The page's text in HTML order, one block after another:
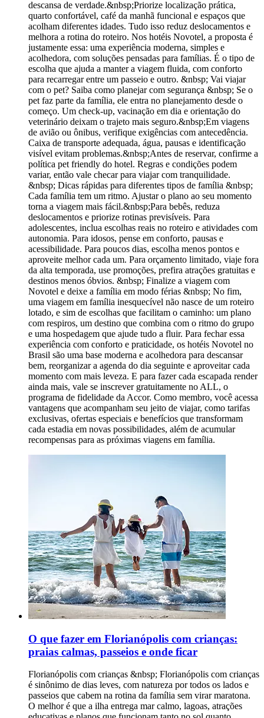
descansa de verdade.&nbsp;Priorize localização prática,
quarto confortável, café da manhã funcional e espaços que
acolham diferentes idades. Tudo isso reduz deslocamentos e
melhora a rotina do roteiro. Nos hotéis Novotel, a proposta é
justamente essa: uma experiência moderna, simples e
acolhedora, com soluções pensadas para famílias. É o tipo de
escolha que ajuda a manter a viagem fluida, com conforto
para recarregar entre um passeio e outro. &nbsp; Vai viajar
com o pet? Saiba como planejar com segurança &nbsp; Se o
pet faz parte da família, ele entra no planejamento desde o
começo. Um check-up, vacinação em dia e orientação do
veterinário deixam o trajeto mais seguro.&nbsp;Em viagens
de avião ou ônibus, verifique exigências com antecedência.
Caixa de transporte adequada, água, pausas e identificação
visível evitam problemas.&nbsp;Antes de reservar, confirme a
política pet friendly do hotel. Regras e condições podem
variar, então vale checar para viajar com tranquilidade.
&nbsp; Dicas rápidas para diferentes tipos de família &nbsp;
Cada família tem um ritmo. Ajustar o plano ao seu momento
torna a viagem mais fácil.&nbsp;Para bebês, reduza
deslocamentos e priorize rotinas previsíveis. Para
adolescentes, inclua escolhas reais no roteiro e atividades com
autonomia. Para idosos, pense em conforto, pausas e
acessibilidade. Para poucos dias, escolha menos pontos e
aproveite melhor cada um. Para orçamento limitado, viaje fora
da alta temporada, use promoções, prefira atrações gratuitas e
destinos menos óbvios. &nbsp; Finalize a viagem com
Novotel e deixe a família em modo férias &nbsp; No fim,
uma viagem em família inesquecível não nasce de um roteiro
lotado, e sim de escolhas que facilitam o caminho: um plano
com respiros, um destino que combina com o ritmo do grupo
e uma hospedagem que ajude tudo a fluir. Para fechar essa
experiência com conforto e praticidade, os hotéis Novotel no
Brasil são uma base moderna e acolhedora para descansar
bem, reorganizar a agenda do dia seguinte e aproveitar cada
momento com mais leveza. E para fazer cada escapada render
ainda mais, vale se inscrever gratuitamente no ALL, o
programa de fidelidade da Accor. Como membro, você acessa
vantagens que acompanham seu jeito de viajar, como tarifas
exclusivas, ofertas especiais e benefícios que transformam
cada estadia em novas possibilidades, além de acumular
recompensas para as próximas viagens em família.
O que fazer em Florianópolis com crianças:
praias calmas, passeios e onde ficar
Florianópolis com crianças &nbsp; Florianópolis com crianças é sinônimo de dias leves, com natureza por todos os lados e passeios que cabem na rotina da família sem virar maratona. O melhor é que a ilha entrega mar calmo, lagoas, atrações educativas e planos que funcionam tanto no sol quanto quando o tempo muda. Para deixar tudo ainda mais simples, o Novotel Florianópolis é uma base moderna e acolhedora para famílias, com localização estratégica, conforto para recarregar entre um passeio e outro e estrutura que ajuda o dia a fluir com tranquilidade. Continue a leitura e monte seu roteiro com escolhas certeiras, do tipo que rende sorrisos, descanso e memórias boas. &nbsp; 01. Brincar nas águas transparentes da Ilha do Campeche &nbsp; A Ilha do Campeche é um daqueles passeios que fazem os olhos brilharem, principalmente quando o mar está no modo vitrine, com água clara e tons que parecem filtro. Para ir com crianças, a dica de local é simples: escolha um dia de mar calmo e olhe a previsão, porque a experiência muda bastante quando venta. Na areia, o clima é de praia preservada. A água costuma ser transparente e convidativa, mas o mar não é uma piscina, então vale entrar devagar e sempre perto da beira, especialmente com pequenos. &nbsp; É um passeio bom para crianças pequenas? &nbsp; Para crianças maiores, costuma ser um programa delicioso, com tempo para banho e para explorar a praia com tranquilidade. Para bebês e crianças até 3 anos, o ideal é pensar em um passeio mais guiado pelos adultos, com banho rápido, sombra garantida e menos expectativa de “ficar o dia todo”.&nbsp;O ponto que mais pesa para os menores é o barco. Se a criança enjoa fácil ou tem sensibilidade a balanço, vale escolher horários com mar mais estável e levar o básico para conforto, como água, lanche leve e uma troca de roupa seca. &nbsp; Mar, profundidade e entrada na água &nbsp; Em dias bons, a entrada costuma ser amigável, com faixa rasa que dá para brincar perto da margem. Ainda assim, a profundidade pode variar e em alguns trechos o mar “cai” mais rápido, então o melhor é evitar avançar e escolher a parte mais tranquila da praia.&nbsp;Correnteza e ondas dependem muito do vento e da maré. Um detalhe que moradores sempre observam é a cor e o desenho da água, quando ela está mais lisa e clara, o banho costuma ser mais seguro e mais gostoso. &nbsp; Deslocamento e barco: o que vale planejar &nbsp; Os barcos para a Ilha do Campeche costumam sair de pontos como Barra da Lagoa, Armação e região do Campeche. Isso muda completamente o ritmo do dia, porque o deslocamento até o embarque pode tomar um bom tempo, principalmente em alta temporada. O trajeto de barco é parte do passeio. Em mar calmo, costuma ser tranquilo e rápido, já em dias de vento o balanço aumenta e pode cansar, especialmente crianças pequenas e quem enjoa com facilidade. Vale sair cedo e confirmar horário de retorno, porque a permanência na ilha é geralmente limitada, muitas vezes por volta de quatro horas. Na prática, o tempo passa rápido entre desembarque, banho e pausa para lanche. Reserva e organização ajudam muito. Se você vai com crianças, prefira horários com menos fila, chegue com antecedência e leve o essencial já separado para embarcar sem correria.&nbsp;Carrinho de bebê tende a ser pouco prático, tanto no embarque quanto na areia. Um canguru ou suporte leve costuma facilitar, deixando as mãos livres e o passeio mais confortável. &nbsp; Infraestrutura na ilha &nbsp; A Ilha do Campeche é preservada, então não espere a estrutura de uma praia urbana. Pense em sombra como item essencial, porque a sombra natural é limitada e você pode depender de guarda-sol. Levar água e lanches é uma decisão inteligente, principalmente com crianças. Para alimentação, o ideal é não contar com muitas opções e sempre ter um plano simples na mochila, como frutas, biscoitos, sanduíche e itens para hidratar. Sobre trilhas guiadas, algumas experiências podem ter custo extra e nem sempre são adequadas para todas as idades. Se estiver com crianças pequenas, priorize o banho e a praia, que já entregam o melhor do passeio. &nbsp; Custos reais e planejamento do tempo &nbsp; Na prática, a Ilha do Campeche ocupa um pedaço grande do dia. Se você tem só dois ou três dias em Florianópolis, inclua o passeio com consciência, porque ele pode limitar outras experiências que também são ótimas com crianças.&nbsp; Na alta temporada, as saídas ficam mais disputadas e filas podem aparecer, principalmente em horários clássicos. A dica é reservar com antecedência e escolher horários que reduzam espera, porque ninguém merece surpresa ruim com criança ansiosa. Se a família quer um dia especial de praia e está disposta ao ritmo do barco, a Ilha do Campeche pode ser um dos momentos mais bonitos da viagem. Quando o planejamento é simples e o mar ajuda, vira lembrança para guardar com carinho. &nbsp; 02. Passear de barco pirata em Canasvieiras&nbsp; &nbsp; Entre os lugares para ir com crianças em Florianópolis, o barco pirata em Canasvieiras costuma virar o programa mais “uau” do dia. A embarcação é temática, a tripulação vai caracterizada e o passeio acontece com música, brincadeiras e clima leve do começo ao fim. &nbsp; Quanto custa e quem paga meia &nbsp; Os valores variam conforme o roteiro e a antecedência da compra, mas, em geral, ficam entre R$ 140 e R$ 260 por pessoa. Para crianças, a regra mais comum é clara: 0 a 5 anos não pagam e 6 a 10 anos pagam meia, com apresentação de documento. &nbsp; O que está incluso, e o que costuma ficar por conta da família &nbsp; O passeio inclui a navegação e a animação a bordo, com paradas que mudam conforme a opção escolhida. Nos roteiros mais longos, pode haver parada para banho e parada para almoço, mas a refeição normalmente é opcional e não inclusa. Em roteiros com visita a Anhatomirim, existe a possibilidade de taxa de visitação paga à parte, e há casos em que o pagamento é somente em dinheiro no local. &nbsp; Lanches, água e o que levar &nbsp; Você pode levar água e lanches no cooler, e há barcos que vendem bebidas e itens simples a bordo. Em algumas regras de operação, vidro não é permitido.&nbsp;Para ir com crianças, um kit básico resolve: protetor solar, boné, toalha e uma troca de roupa. Assim, a parada para banho fica mais gostosa e o pós-passeio não vira corrida. &nbsp; Dicas rápidas para ir com crianças sem perrengue &nbsp; Se a criança enjoa em barco, vale priorizar um dia de mar mais calmo, escolher um assento mais central e levar água em pequenos goles. Se for algo recorrente, converse com o pediatra antes da viagem para decidir o que faz sentido.&nbsp;Sobre segurança, as operações informam que há coletes salva-vidas e flutuantes para adultos e crianças, e a equipe orienta o uso durante o passeio. Carrinho de bebê tende a ser pouco prático, porque o embarque e a circulação no barco pedem mãos livres. Para pequenos, um canguru ou suporte leve costuma facilitar o dia. Para fechar, este é um dos&nbsp;lugares para conhecer em Florianópolis com crianças quando você quer combinar paisagem bonita com um programa animado e fácil de encaixar no roteiro, especialmente se você reservar com antecedência para evitar lotação e filas no embarque. &nbsp; 03. Nadar na Lagoa do Peri &nbsp; A Lagoa do Peri, no sul da ilha, é água doce, calma e com clima de refúgio, ótima para uma pausa fora do agito das praias oceânicas. As margens têm faixa de areia, áreas verdes e estrutura que facilita o dia com crianças, como banheiros e até parquinho, além de trilhas para quem quer esticar o passeio sem pressa. Se a sua dúvida é&nbsp;onde levar crianças em Florianópolis, pense nela como um programa que funciona com pouca produção: leva toalha, lanche, protetor solar e pronto. Só vale um cuidado bem local, a balneabilidade é monitorada e pode variar, então, antes de entrar na água, confira a condição do dia, principalmente em semanas de maior movimento. Para&nbsp;o que fazer em Florianópolis em julho com crianças, a Lagoa do Peri encaixa muito bem em dias de sol de inverno, quando a água fica mais fria e o passeio ganha cara de piquenique com caminhada leve. Se der para molhar os pés e brincar na beira, ótimo, se não, a paisagem e a tranquilidade já entregam um dos momentos mais gostosos do roteiro. &nbsp; 04. Brincar na Praia da Daniela &nbsp; A Praia da Daniela, no norte da ilha, tem mar bem calmo e raso, com cara de “piscina” devido à influência da Baía Norte, por isso muita gente coloca o lugar na lista de melhor praia de Florianópolis para crianças. O charme está na simplicidade: faixa de areia clara para brincar, água gostosa para entrar devagar e um clima residencial que deixa tudo mais tranquilo. A estrutura é enxuta, costuma ter poucos quiosques, então vale chegar com água, lanche e o essencial para o sol, assim o passeio rende sem improviso. Para um&nbsp;passeio com crianças em Florianópolis que funcione de ponta a ponta, vá cedo para pegar a praia mais vazia, escolha um canto com mais espaço para montar base e combine com uma caminhada curta pela região. Daniela é daquelas escolhas que não exigem grandes planos, só um ritmo leve e tempo para brincar. &nbsp; 05. Ver os peixes na Praia da Lagoinha do Norte &nbsp; Pequena, charmosa e com mar tão calmo que parece piscina, a Lagoinha do Norte costuma entrar fácil na lista de melhores praias de Florianópolis para crianças, sobretudo quando a ideia é brincar na água sem sustos. As águas são cristalinas e rasas em boa parte da faixa de banho, o que deixa o passeio mais leve para famílias com pequenos. O detalhe que encanta as crianças é simples: perto dos costões, dá para observar peixinhos com máscara e snorkel, como quem descobre um aquário ao ar livre. Em dias de sol, a água costuma ficar mais morna do que em outras praias da ilha e as ondas são bem fraquinhas, ótimo para entrar devagar e aproveitar com calma. Se você está montando sua lista de&nbsp;o que fazer em Floripa com crianças, pense nela como um programa de manhã